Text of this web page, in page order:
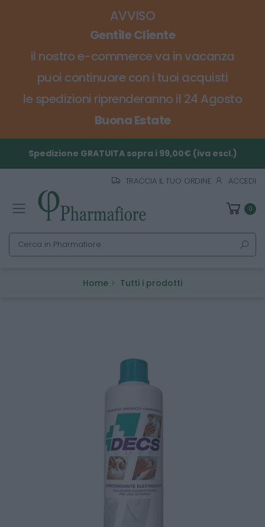
AVVISO
Gentile Cliente
il nostro e-commerce va in vacanza
puoi continuare con i tuoi acquisti
le spedizioni riprenderanno il 24 Agosto
Buona Estate
Spedizione GRATUITA sopra i 99,00€ (iva escl.)
TRACCIA IL TUO ORDINE ACCEDI
Toggle mobile menu 0
Cerca
Home Tutti i prodotti